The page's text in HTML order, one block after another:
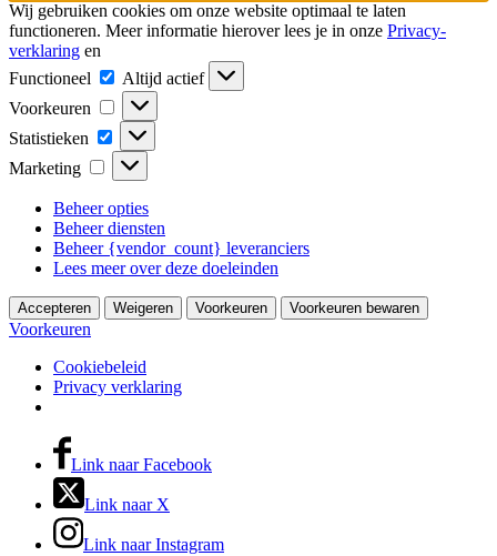
Wij gebruiken cookies om onze website optimaal te laten
functioneren. Meer informatie hierover lees je in onze Privacy-
verklaring en
Functioneel
Functioneel
Altijd actief
Voorkeuren
Voorkeuren
Statistieken Statistieken
Marketing Marketing
Beheer opties
Beheer diensten
Beheer {vendor_count} leveranciers
Lees meer over deze doeleinden
Accepteren Weigeren Voorkeuren Voorkeuren bewaren
Voorkeuren
Cookiebeleid
Privacy verklaring
Link naar Facebook
Link naar X
Link naar Instagram